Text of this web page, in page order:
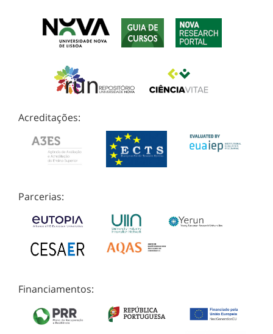
Acreditações:
Parcerias:
Financiamentos: